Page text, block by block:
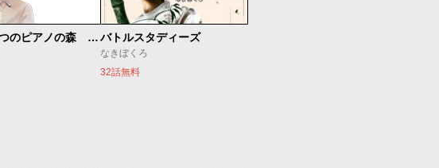
もうひとつのピアノの森 整う音バトルスタディーズ
なきぼくろ
32話無料